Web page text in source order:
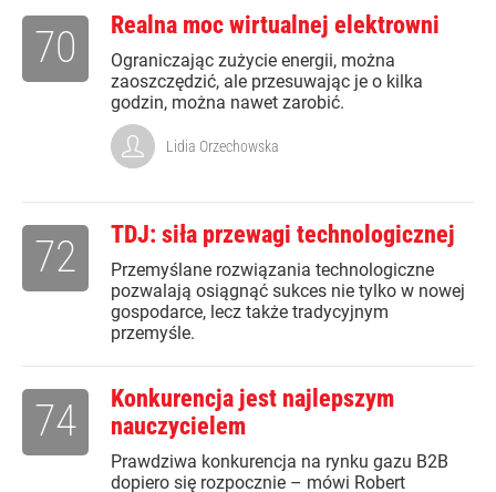
Realna moc wirtualnej elektrowni
Ograniczając zużycie energii, można
zaoszczędzić, ale przesuwając je o kilka
godzin, można nawet zarobić.
70
Lidia Orzechowska
TDJ: siła przewagi technologicznej
Przemyślane rozwiązania technologiczne
pozwalają osiągnąć sukces nie tylko w nowej
gospodarce, lecz także tradycyjnym
przemyśle.
72
Konkurencja jest najlepszym
nauczycielem
Prawdziwa konkurencja na rynku gazu B2B
dopiero się rozpocznie – mówi Robert
74